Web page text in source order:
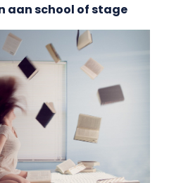
aan school of stage